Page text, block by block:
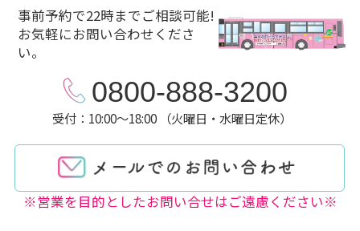
事前予約で22時までご相談可能!
お気軽にお問い合わせくださ
い。
0800-888-3200
受付：10:00～18:00 （火曜日・水曜日定休）
※営業を目的としたお問い合せはご遠慮ください※